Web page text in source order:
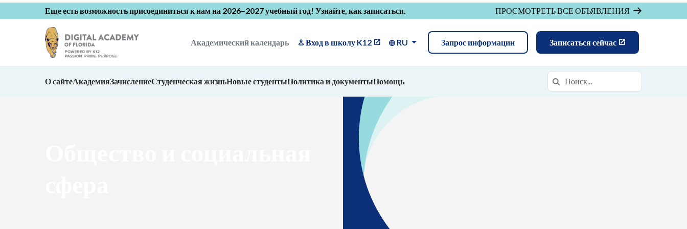
Еще есть возможность присоединиться к нам на 2026–2027 учебный год! Узнайте, как записаться. ПРОСМОТРЕТЬ ВСЕ ОБЪЯВЛЕНИЯ
Академический календарь Вход в школу K12 RU Запрос информации Записаться сейчас
О сайтеАкадемияЗачислениеСтуденческая жизньНовые студентыПолитика и документыПомощь Поиск в https://daof.k12.com/
Поиск